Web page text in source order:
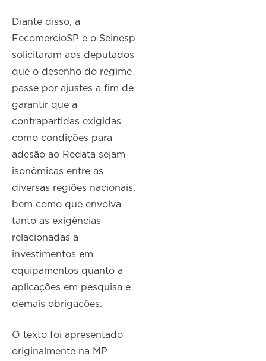
Diante disso, a
FecomercioSP e o Seinesp
solicitaram aos deputados
que o desenho do regime
passe por ajustes a fim de
garantir que a
contrapartidas exigidas
como condições para
adesão ao Redata sejam
isonômicas entre as
diversas regiões nacionais,
bem como que envolva
tanto as exigências
relacionadas a
investimentos em
equipamentos quanto a
aplicações em pesquisa e
demais obrigações.
O texto foi apresentado
originalmente na MP